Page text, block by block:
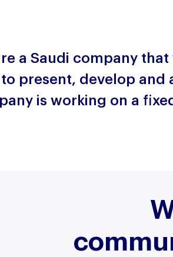
a Saudi company
present, develop and
is working on a